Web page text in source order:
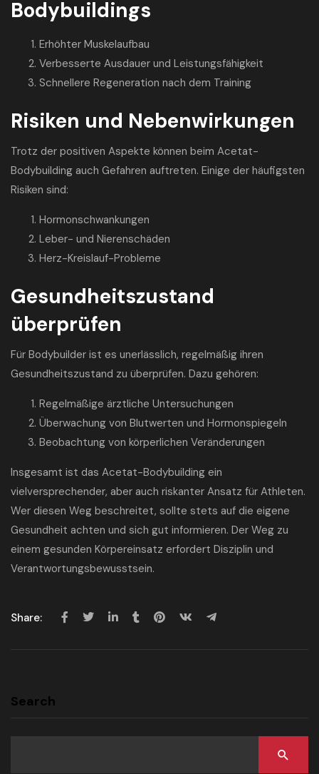
Bodybuildings
Erhöhter Muskelaufbau
Verbesserte Ausdauer und Leistungsfähigkeit
Schnellere Regeneration nach dem Training
Risiken und Nebenwirkungen
Trotz der positiven Aspekte können beim Acetat-
Bodybuilding auch Gefahren auftreten. Einige der häufigsten
Risiken sind:
Hormonschwankungen
Leber- und Nierenschäden
Herz-Kreislauf-Probleme
Gesundheitszustand
überprüfen
Für Bodybuilder ist es unerlässlich, regelmäßig ihren
Gesundheitszustand zu überprüfen. Dazu gehören:
Regelmäßige ärztliche Untersuchungen
Überwachung von Blutwerten und Hormonspiegeln
Beobachtung von körperlichen Veränderungen
Insgesamt ist das Acetat-Bodybuilding ein
vielversprechender, aber auch riskanter Ansatz für Athleten.
Wer diesen Weg beschreitet, sollte stets auf die eigene
Gesundheit achten und sich gut informieren. Der Weg zu
einem gesunden Körpereinsatz erfordert Disziplin und
Verantwortungsbewusstsein.
Share:
Search